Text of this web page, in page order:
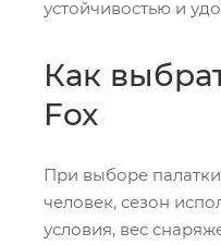
устойчивостью и
Как
Fox
При выборе
человек, сезон
условия, вес